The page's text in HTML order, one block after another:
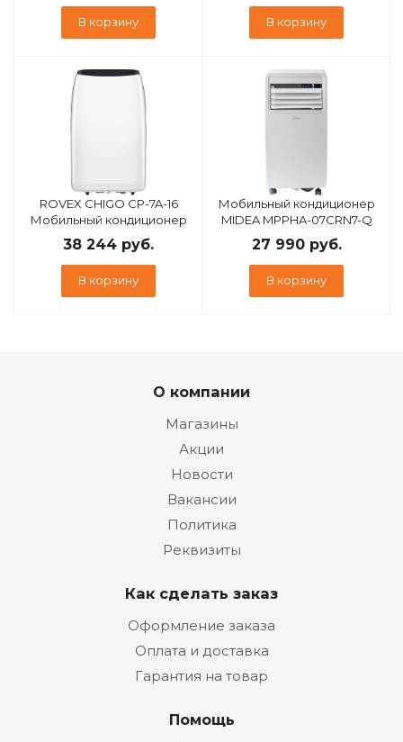
В корзину В корзину
ROVEX CHIGO CP-7A-16
Мобильный кондиционер
38 244 руб.
В корзину
Мобильный кондиционер
MIDEA MPPHA-07CRN7-Q
27 990руб.
В корзину
О компании
Магазины
Акции
Новости
Вакансии
Политика
Реквизиты
Как сделать заказ
Оформление заказа
Оплата и доставка
Гарантия на товар
Помощь